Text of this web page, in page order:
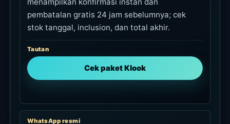
menampilkan konfirmasi instan dan
pembatalan gratis 24 jam sebelumnya; cek
stok tanggal, inclusion, dan total akhir.
Tautan
Cek paket Klook
WhatsApp resmi